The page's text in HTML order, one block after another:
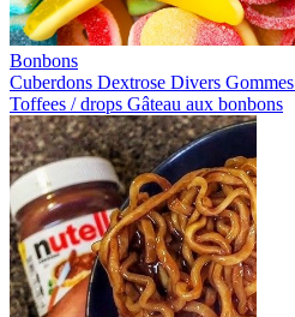
Bonbons
Cuberdons Dextrose Divers Gommes
Toffees / drops Gâteau aux bonbons